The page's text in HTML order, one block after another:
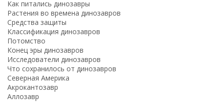
Как питались динозавры
Растения во времена динозавров
Средства защиты
Классификация динозавров
Потомство
Конец эры динозавров
Исследователи динозавров
Что сохранилось от динозавров
Северная Америка
Акрокантозавр
Аллозавр